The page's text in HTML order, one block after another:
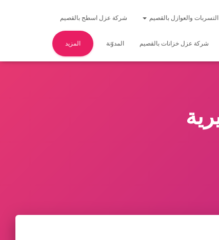
والعوازل بالقصيم شركة عزل اسطح بالقصيم
شركة عزل خزانات بالقصيم المدوّنة المزيد